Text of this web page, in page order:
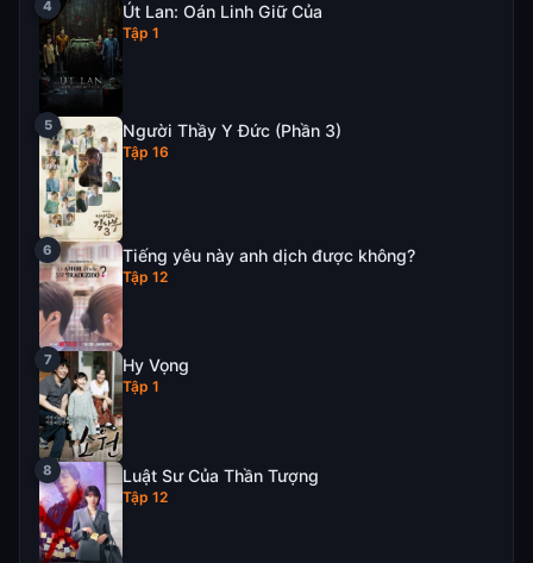
Út Lan: Oán Linh Giữ Của
Tập 1
Người Thầy Y Đức (Phần 3)
Tập 16
Tiếng yêu này anh dịch được không?
Tập 12
Hy Vọng
Tập 1
Luật Sư Của Thần Tượng
Tập 12